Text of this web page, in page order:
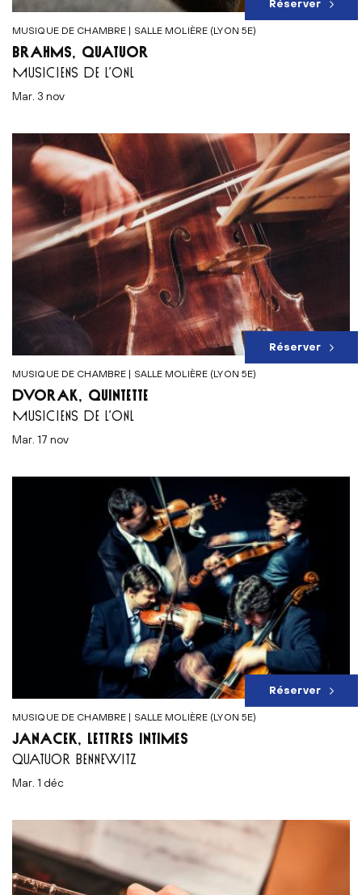
MUSIQUE DE CHAMBRE | SALLE MOLIÈRE (LYON 5E)
BRAHMS, QUATUOR
MUSICIENS DE L’ONL
mar. 3 nov
Réserver
MUSIQUE DE CHAMBRE | SALLE MOLIÈRE (LYON 5E)
DVOŘÁK, QUINTETTE
MUSICIENS DE L’ONL
mar. 17 nov
Réserver
MUSIQUE DE CHAMBRE | SALLE MOLIÈRE (LYON 5E)
JANÁČEK, LETTRES INTIMES
QUATUOR BENNEWITZ
mar. 1 déc
Réserver